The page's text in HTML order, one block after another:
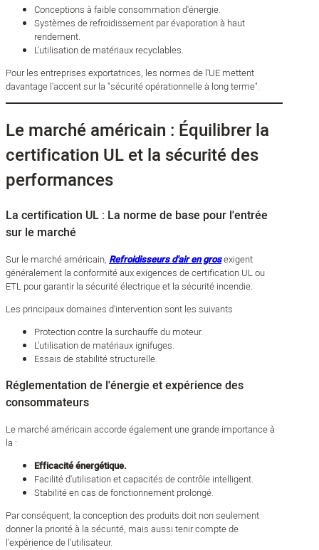
Conceptions à faible consommation d'énergie.
Systèmes de refroidissement par évaporation à haut
rendement.
L'utilisation de matériaux recyclables.
Pour les entreprises exportatrices, les normes de l'UE mettent
davantage l'accent sur la "sécurité opérationnelle à long terme".
Le marché américain : Équilibrer la
certification UL et la sécurité des
performances
La certification UL : La norme de base pour l'entrée
sur le marché
Sur le marché américain, Refroidisseurs d'air en grosexigent
généralement la conformité aux exigences de certification UL ou
ETL pour garantir la sécurité électrique et la sécurité incendie.
Les principaux domaines d'intervention sont les suivants
Protection contre la surchauffe du moteur.
L'utilisation de matériaux ignifuges.
Essais de stabilité structurelle.
Réglementation de l'énergie et expérience des
consommateurs
Le marché américain accorde également une grande importance à
la :
Efficacité énergétique.
Facilité d'utilisation et capacités de contrôle intelligent.
Stabilité en cas de fonctionnement prolongé.
Par conséquent, la conception des produits doit non seulement
donner la priorité à la sécurité, mais aussi tenir compte de
l'expérience de l'utilisateur.